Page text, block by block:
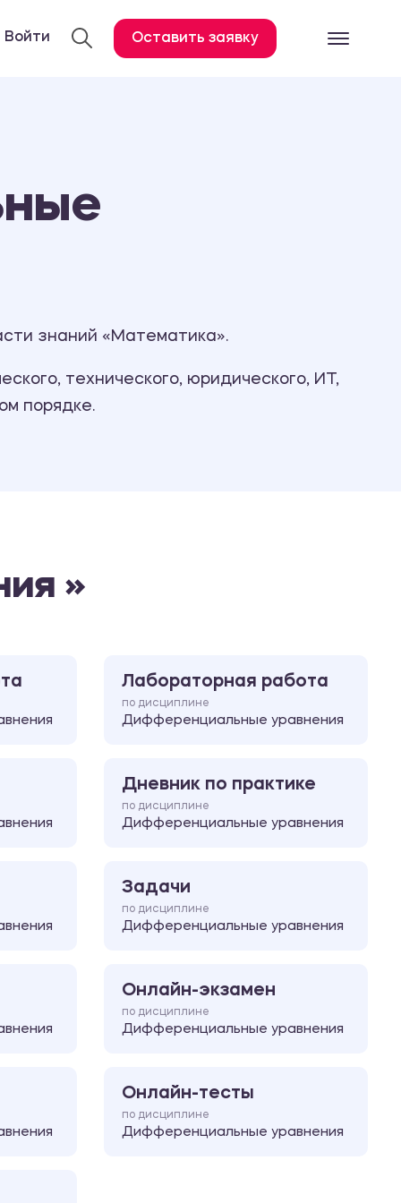
Дневник по практике
Войти Оставить заявку
знаний «Математика».
технического, юридического, ИТ,
порядке.
»
Лабораторная работа
по дисциплине
Дифференциальные уравнения
Дневник по практике
по дисциплине
Дифференциальные уравнения
Задачи
по дисциплине
Дифференциальные уравнения
Онлайн-экзамен
по дисциплине
Дифференциальные уравнения
Онлайн-тесты
по дисциплине
Дифференциальные уравнения